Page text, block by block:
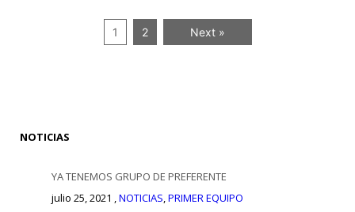
1 2 Next »
NOTICIAS
YA TENEMOS GRUPO DE PREFERENTE
julio 25, 2021 ,NOTICIAS ,PRIMER EQUIPO